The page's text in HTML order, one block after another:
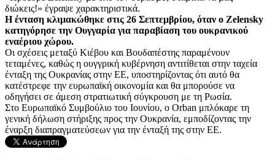
διώκεις!» έγραψε χαρακτηριστικά.
Η ένταση κλιμακώθηκε στις 26 Σεπτεμβρίου, όταν ο Zelensky
κατηγόρησε την Ουγγαρία για παραβίαση του ουκρανικού
εναέριου χώρου.
Οι σχέσεις μεταξύ Κιέβου και Βουδαπέστης παραμένουν
τεταμένες, καθώς η ουγγρική κυβέρνηση αντιτίθεται στην ταχεία
ένταξη της Ουκρανίας στην ΕΕ, υποστηρίζοντας ότι αυτό θα
κατέστρεφε την ευρωπαϊκή οικονομία και θα μπορούσε να
οδηγήσει σε άμεση στρατιωτική σύγκρουση με τη Ρωσία.
Στο Ευρωπαϊκό Συμβούλιο του Ιουνίου, ο Orban μπλόκαρε τη
γενική δήλωση στήριξης προς την Ουκρανία, εμποδίζοντας την
έναρξη διαπραγματεύσεων για την ένταξή της στην ΕΕ.